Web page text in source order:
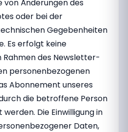
von Änderungen des
oder bei der
Gegebenheiten
Es erfolgt keine
des Newsletter-
personenbezogenen
Abonnement unseres
die betroffene Person
Die Einwilligung in
Daten,